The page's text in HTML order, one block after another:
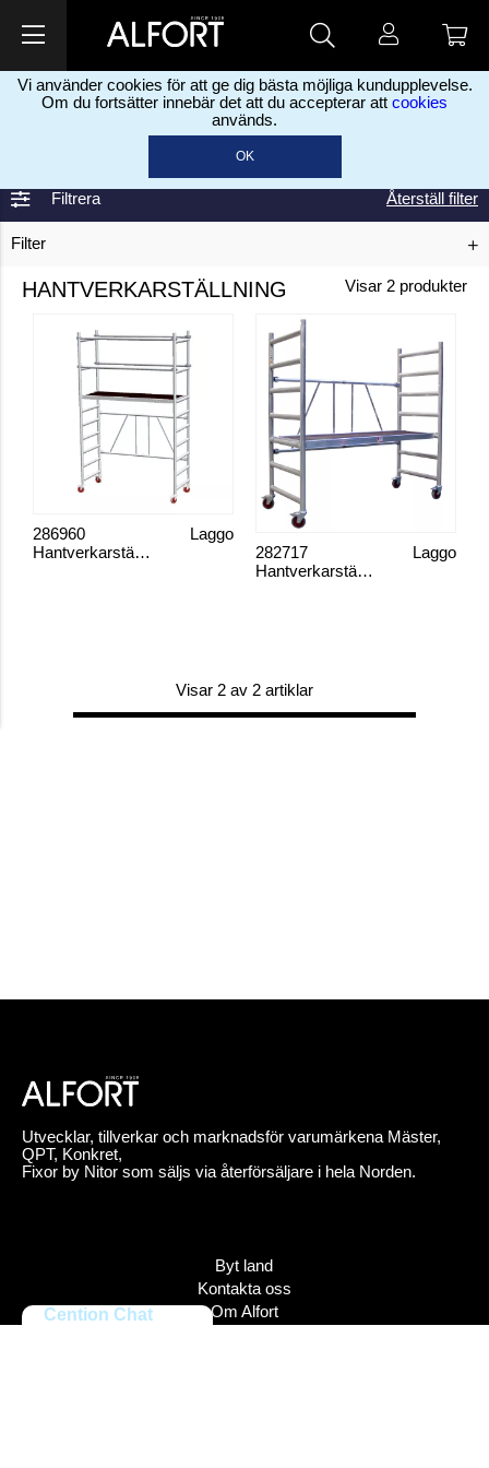
Vi använder cookies för att ge dig bästa möjliga kundupplevelse.
Om du fortsätter innebär det att du accepterar att cookies
används.
OK
Hantverkarställning
Filtrera
Filter
Återställ filter
HANTVERKARSTÄLLNING Visar 2 produkter
Hantverkarställning
Laggo
286960
Hantverkarställning Pro Smal Bas
Laggo
282717
Visar 2 av 2 artiklar
Utvecklar, tillverkar och marknadsför varumärkena Mäster,
QPT, Konkret,
Fixor by Nitor som säljs via återförsäljare i hela Norden.
Byt land
Kontakta oss
Om Alfort
Cention Chat